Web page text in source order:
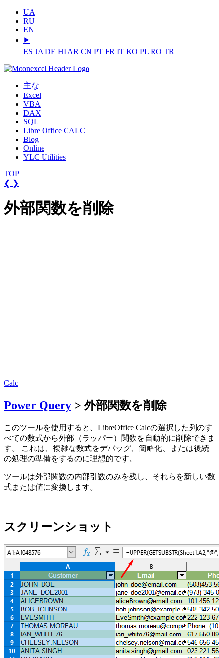
UA
RU
EN
⯈
ES JA DE HI AR CN PT FR IT KO PL RO TR
主な
Excel
VBA
DAX
SQL
Libre Office CALC
Blog
Online
YLC Utilities
TOP
❮ ❯
外部関数を削除
Calc
Power Query > 外部関数を削除
このツールを使用すると、LibreOffice Calcの選択した列のす
べての数式から外部（ラッパー）関数を自動的に削除できま
す。 これは、複雑な数式をデバッグ、簡略化、または後続
の処理の準備をするのに理想的です。
ツールは外部関数の内部引数のみを残し、それらを新しい数
式または値に変換します。
スクリーンショット